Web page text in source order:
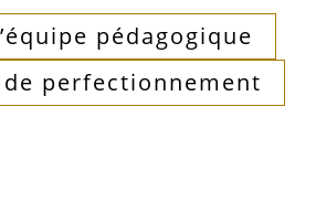
pédagogique
de perfectionnement